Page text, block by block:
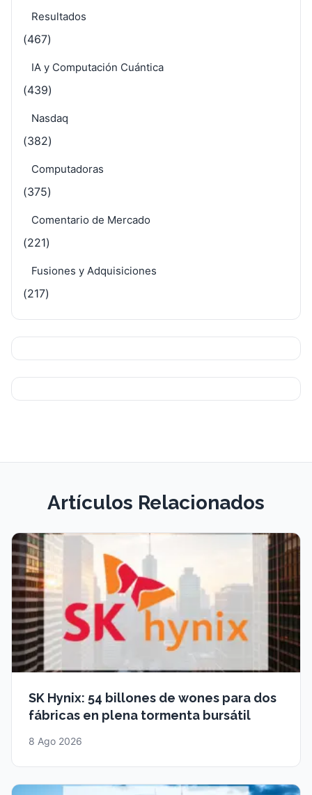
Resultados
(467)
IA y Computación Cuántica
(439)
Nasdaq
(382)
Computadoras
(375)
Comentario de Mercado
(221)
Fusiones y Adquisiciones
(217)
Artículos Relacionados
SK Hynix: 54 billones de wones para dos
fábricas en plena tormenta bursátil
8 Ago 2026